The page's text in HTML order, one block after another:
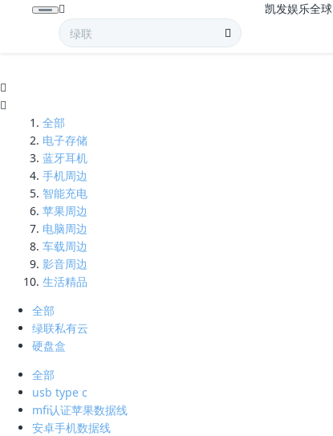
hdmi1进2出-凯发娱乐全球
凯发娱乐全球
全部
电子存储
蓝牙耳机
手机周边
智能充电
苹果周边
电脑周边
车载周边
影音周边
生活精品
全部
绿联私有云
硬盘盒
全部
usb type c
mfi认证苹果数据线
安卓手机数据线